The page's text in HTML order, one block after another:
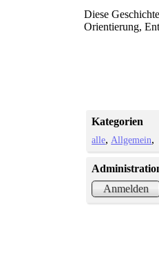
Diese
Orientierung,
Kategorien
alle Allgemein
Anmelden